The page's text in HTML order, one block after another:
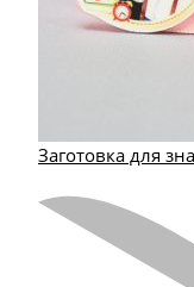
Заготовка для